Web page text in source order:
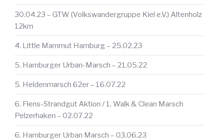
30.04.23 – GTW (Volkswandergruppe Kiel e.V.) Altenholz
12km
4. Little Mammut Hamburg – 25.02.23
5. Hamburger Urban-Marsch – 21.05.22
5. Heldenmarsch 62er – 16.07.22
6. Flens-Strandgut Aktion / 1. Walk & Clean Marsch
Pelzerhaken – 02.07.22
6. Hamburger Urban Marsch – 03.06.23